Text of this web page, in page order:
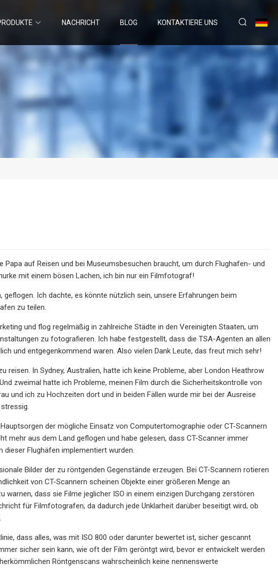
NACHRICHT BLOG KONTAKTIERE UNS
auf Reisen und bei Museumsbesuchen braucht, um durch Flughafen- und
mit einem bösen Lachen, ich bin nur ein Filmfotograf!
Ich dachte, es könnte nützlich sein, unsere Erfahrungen beim
zu teilen.
und flog regelmäßig in zahlreiche Städte in den Vereinigten Staaten, um
zu fotografieren. Ich habe festgestellt, dass die TSA-Agenten an allen
und entgegenkommend waren. Also vielen Dank Leute, das freut mich sehr!
In Sydney, Australien, hatte ich keine Probleme, aber London Heathrow
zweimal hatte ich Probleme, meinen Film durch die Sicherheitskontrolle von
und ich zu Hochzeiten dort und in beiden Fällen wurde mir bei der Ausreise
der mögliche Einsatz von Computertomographie oder CT-Scannern
mehr aus dem Land geflogen und habe gelesen, dass CT-Scanner immer
Flughäfen implementiert wurden.
Bilder der zu röntgenden Gegenstände erzeugen. Bei CT-Scannern rotieren
von CT-Scannern scheinen Objekte einer größeren Menge an
dass sie Filme jeglicher ISO in einem einzigen Durchgang zerstören
für Filmfotografen, da dadurch jede Unklarheit darüber beseitigt wird, ob
dass alles, was mit ISO 800 oder darunter bewertet ist, sicher gescannt
sicher sein kann, wie oft der Film geröntgt wird, bevor er entwickelt werden
Röntgenscans wahrscheinlich keine nennenswerte